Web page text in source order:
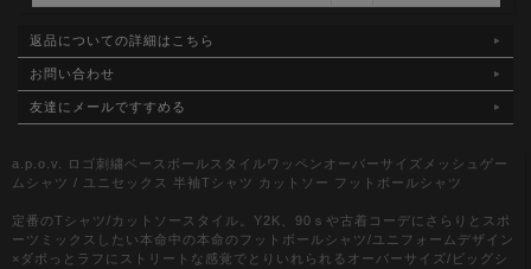
返品についての詳細はこちら
お問い合わせ
友達にメールですすめる
a.p.o.v. ロゴ刺繍ベースボールスタイルワッペンオーバーサイズメッシュゲー
ムシャツ / ユニセックス 半袖Tシャツ カットソー フットボールシャツ
定番のTシャツ/カットソースタイル。Y2K、90ｓや古着コーデにさらりとスポ
ーツミックスしたい本命中の本命のフットボールシャツ/ユニフォームデザイン
×ダボっとラフにストリートな感覚でとりいれられるオーバーサイズ/ビッグシ